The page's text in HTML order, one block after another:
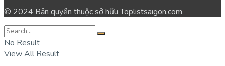
© 2024 Bản quyền thuộc sở hữu Toplistsaigon.com
No Result
View All Result